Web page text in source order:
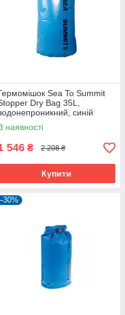
Sea To Summit
Dry Bag 35L,
синій
наявності
546 ₴ 2 208 ₴
Купити